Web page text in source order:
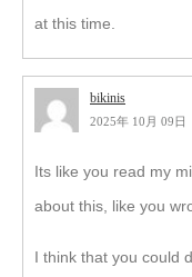
at this time.
bikinis
2025年 10月 09日
Its like you read my
about this, like you
I think that you could